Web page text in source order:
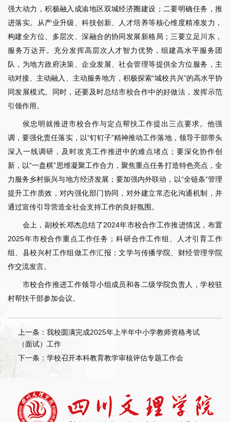
强大动力，积极融入成渝地区双城经济圈建设；二要明确任务，推
进落实。从产业升级、科技创新、人才培养等核心维度精准发力，
构建全方位、多层次、深融合的协同发展新格局；三要立足川东，
服务万达开。充分发挥高层次人才智力优势，组建高水平服务团
队，为地方政府决策、企业发展、社会管理等提供全方位服务，主
动对接、主动融入、主动服务地方，积极探索“城校共兴”的高水平协
同发展模式。同时，还要及时总结市校合作中的好做法，发挥示范
引领作用。
侯忠明就推进市校合作与定点帮扶工作提出三点要求。他强
调，要强化责任落实，以“钉钉子”精神推动工作落地，领导干部带头
深入一线调研，及时攻克工作推进中的难点堵点；要深化协作创
新，以“一盘棋”思维凝聚工作合力，聚焦重点任务打造特色亮点，全
力服务乡村振兴与地方经济发展；要加强内外联动，以“全链条”管理
提升工作质效，对内强化部门协同，对外建立常态化沟通机制，并
通过宣传引导营造全社会支持工作的良好氛围。
会上，副校长邓杰总结了2024年市校合作工作推进情况，布置
2025年市校合作重点工作任务；科研合作工作组、人才引育工作
组、县校兴村工作组做工作汇报；文学与传播学院、财经管理学院
作交流发言。
市校合作推进工作领导小组成员和各二级学院负责人，学校驻
村帮扶干部参加会议。
上一条：我校圆满完成2025年上半年中小学教师资格考试
（面试）工作
下一条：学校召开本科教育教学审核评估专题工作会